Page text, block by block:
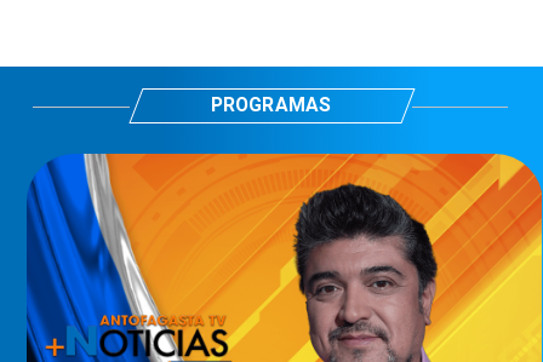
PROGRAMAS